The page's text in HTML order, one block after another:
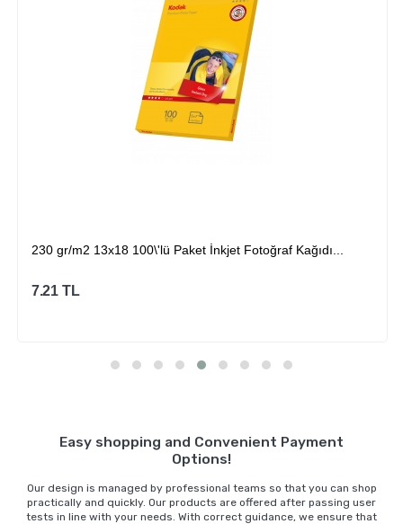
230 gr/m2 13x18 100\'lü Paket İnkjet Fotoğraf Kağıdı...
7.21 TL
Easy shopping and Convenient Payment
Options!
Our design is managed by professional teams so that you can shop
practically and quickly. Our products are offered after passing user
tests in line with your needs. With correct guidance, we ensure that